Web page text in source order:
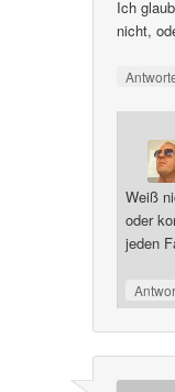
Ich
nicht,
Weiß
oder
jeden